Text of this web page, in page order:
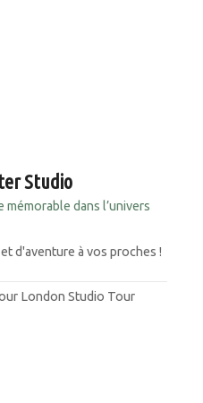
Studio
dans l’univers
d'aventure à vos proches !
London Studio Tour